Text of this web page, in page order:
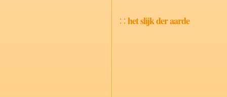
het slijk der aarde